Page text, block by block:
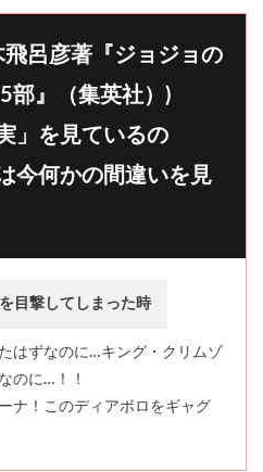
呂彦著『ジョジョの
部』（集英社）)
」を見ているの
何かの間違いを見
目撃してしまった時
はずなのに…キング・クリムゾ
のに…！！
ナ！このディアボロをギャグ